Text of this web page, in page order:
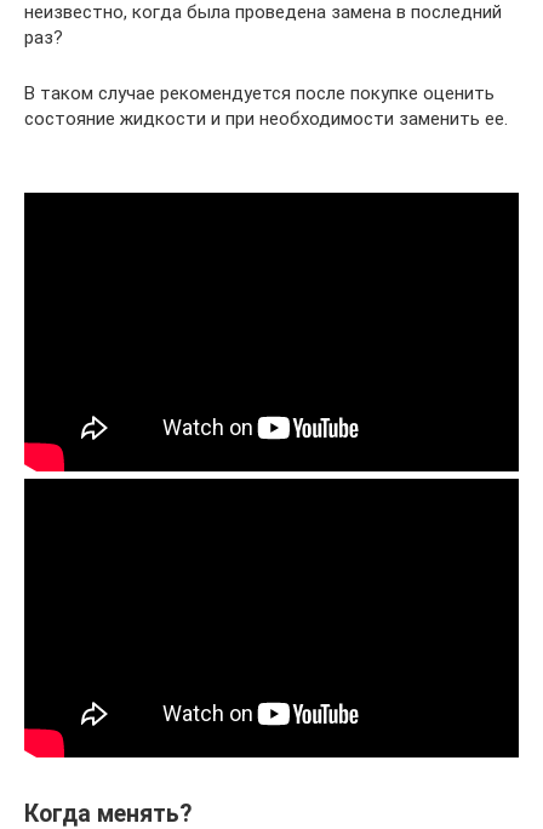
неизвестно, когда была проведена замена в последний
раз?
В таком случае рекомендуется после покупке оценить
состояние жидкости и при необходимости заменить ее.
Когда менять?